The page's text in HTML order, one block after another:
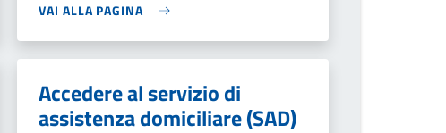
VAI ALLA PAGINA
Accedere al servizio di
assistenza domiciliare (SAD)